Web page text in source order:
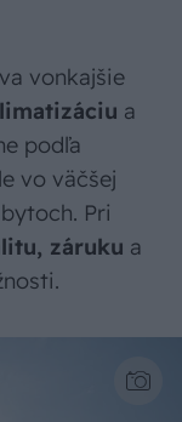
vonkajšie
a
podľa
vo väčšej
Pri
záruku a